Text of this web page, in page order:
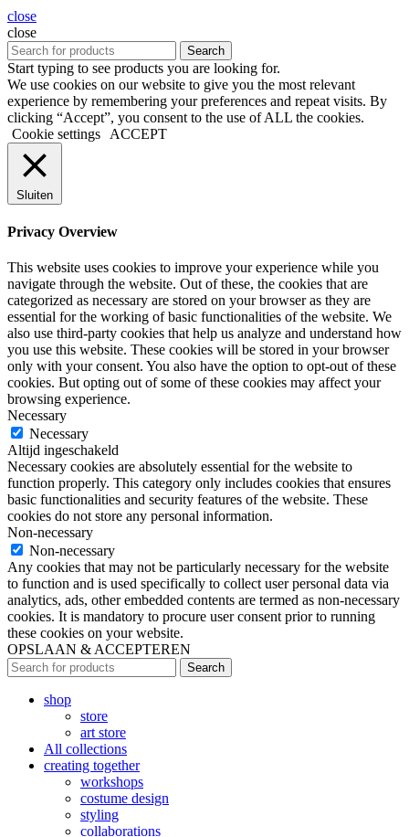
close
close
Search
Start typing to see products you are looking for.
We use cookies on our website to give you the most relevant
experience by remembering your preferences and repeat visits. By
clicking “Accept”, you consent to the use of ALL the cookies.
Cookie settings
ACCEPT
Sluiten
Privacy Overview
This website uses cookies to improve your experience while you
navigate through the website. Out of these, the cookies that are
categorized as necessary are stored on your browser as they are
essential for the working of basic functionalities of the website. We
also use third-party cookies that help us analyze and understand how
you use this website. These cookies will be stored in your browser
only with your consent. You also have the option to opt-out of these
cookies. But opting out of some of these cookies may affect your
browsing experience.
Necessary
Necessary
Altijd ingeschakeld
Necessary cookies are absolutely essential for the website to
function properly. This category only includes cookies that ensures
basic functionalities and security features of the website. These
cookies do not store any personal information.
Non-necessary
Non-necessary
Any cookies that may not be particularly necessary for the website
to function and is used specifically to collect user personal data via
analytics, ads, other embedded contents are termed as non-necessary
cookies. It is mandatory to procure user consent prior to running
these cookies on your website.
OPSLAAN & ACCEPTEREN
Search
shop
store
art store
All collections
creating together
workshops
costume design
styling
collaborations